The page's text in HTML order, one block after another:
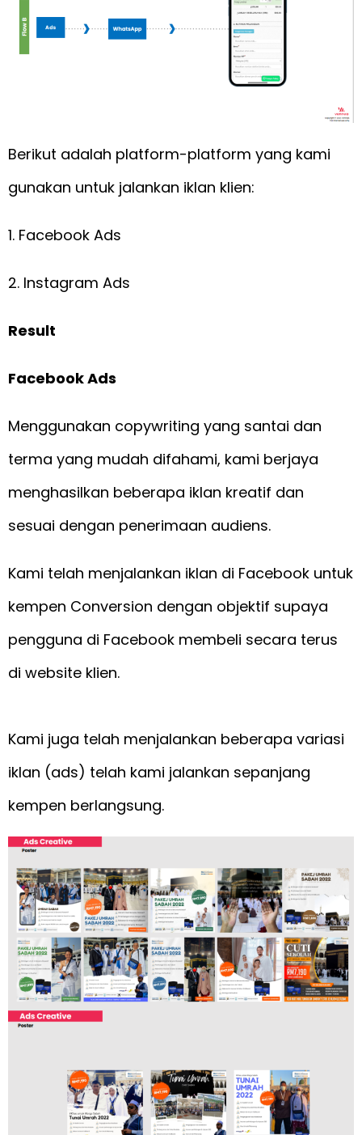
Berikut adalah platform-platform yang kami
gunakan untuk jalankan iklan klien:
1. Facebook Ads
2. Instagram Ads
Result
Facebook Ads
Menggunakan copywriting yang santai dan
terma yang mudah difahami, kami berjaya
menghasilkan beberapa iklan kreatif dan
sesuai dengan penerimaan audiens.
Kami telah menjalankan iklan di Facebook untuk
kempen Conversion dengan objektif supaya
pengguna di Facebook membeli secara terus
di website klien.
Kami juga telah menjalankan beberapa variasi
iklan (ads) telah kami jalankan sepanjang
kempen berlangsung.